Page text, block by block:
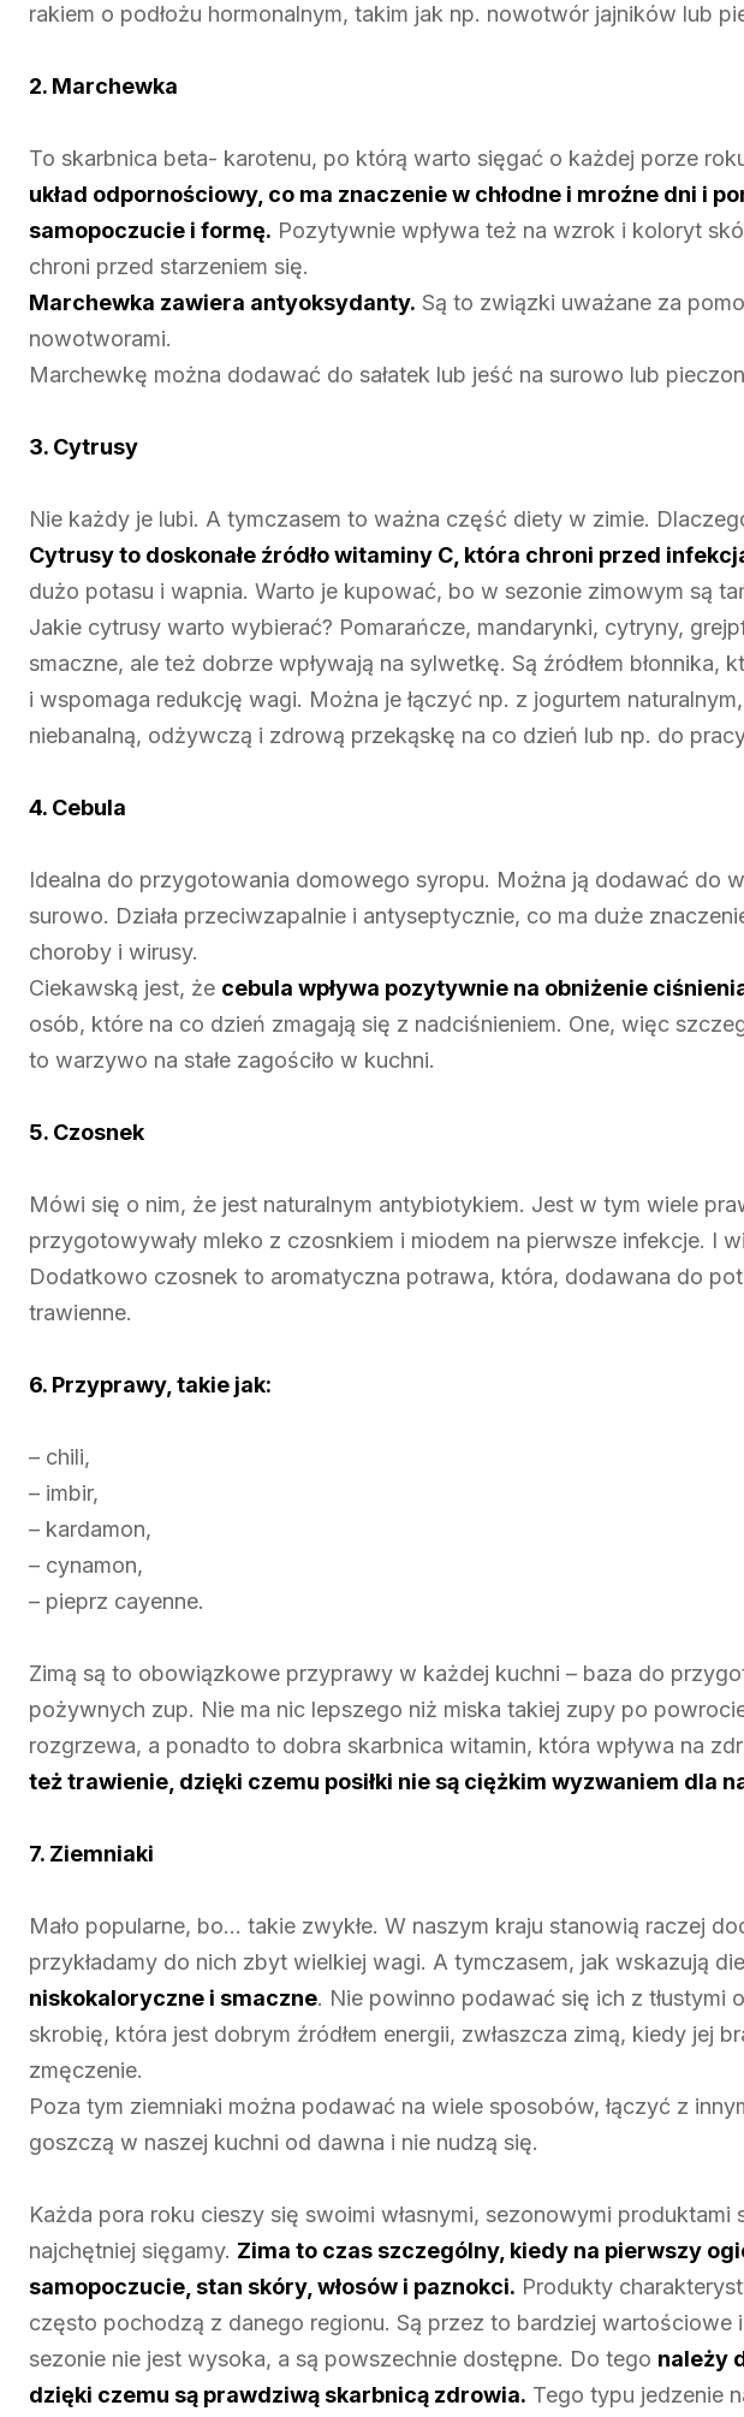
rakiem o podłożu hormonalnym, takim jak np. nowotwór jajników lub
2. Marchewka
To skarbnica beta- karotenu, po którą warto sięgać o każdej porze
układ odpornościowy, co ma znaczenie w chłodne i mroźne dni i
samopoczucie i formę. Pozytywnie wpływa też na wzrok i koloryt
chroni przed starzeniem się.
Marchewka zawiera antyoksydanty. Są to związki uważane za
nowotworami.
Marchewkę można dodawać do sałatek lub jeść na surowo lub
3. Cytrusy
Nie każdy je lubi. A tymczasem to ważna część diety w zimie.
Cytrusy to doskonałe źródło witaminy C, która chroni przed
dużo potasu i wapnia. Warto je kupować, bo w sezonie zimowym są
Jakie cytrusy warto wybierać? Pomarańcze, mandarynki, cytryny,
smaczne, ale też dobrze wpływają na sylwetkę. Są źródłem błonnika,
i wspomaga redukcję wagi. Można je łączyć np. z jogurtem
niebanalną, odżywczą i zdrową przekąskę na co dzień lub np. do
4. Cebula
Idealna do przygotowania domowego syropu. Można ją dodawać do
surowo. Działa przeciwzapalnie i antyseptycznie, co ma duże
choroby i wirusy.
Ciekawską jest, że cebula wpływa pozytywnie na obniżenie
osób, które na co dzień zmagają się z nadciśnieniem. One, więc
to warzywo na stałe zagościło w kuchni.
5. Czosnek
Mówi się o nim, że jest naturalnym antybiotykiem. Jest w tym wiele
przygotowywały mleko z czosnkiem i miodem na pierwsze infekcje. I
Dodatkowo czosnek to aromatyczna potrawa, która, dodawana do
trawienne.
6. Przyprawy, takie jak:
– chili,
– imbir,
– kardamon,
– cynamon,
– pieprz cayenne.
Zimą są to obowiązkowe przyprawy w każdej kuchni – baza do
pożywnych zup. Nie ma nic lepszego niż miska takiej zupy po
rozgrzewa, a ponadto to dobra skarbnica witamin, która wpływa na
też trawienie, dzięki czemu posiłki nie są ciężkim wyzwaniem dla
7. Ziemniaki
Mało popularne, bo… takie zwykłe. W naszym kraju stanowią raczej
przykładamy do nich zbyt wielkiej wagi. A tymczasem, jak wskazują
niskokaloryczne i smaczne. Nie powinno podawać się ich z tłustymi
skrobię, która jest dobrym źródłem energii, zwłaszcza zimą, kiedy jej
zmęczenie.
Poza tym ziemniaki można podawać na wiele sposobów, łączyć z
goszczą w naszej kuchni od dawna i nie nudzą się.
Każda pora roku cieszy się swoimi własnymi, sezonowymi
najchętniej sięgamy. Zima to czas szczególny, kiedy na pierwszy
samopoczucie, stan skóry, włosów i paznokci. Produkty
często pochodzą z danego regionu. Są przez to bardziej wartościowe
sezonie nie jest wysoka, a są powszechnie dostępne. Do tego należy
dzięki czemu są prawdziwą skarbnicą zdrowia. Tego typu jedzenie